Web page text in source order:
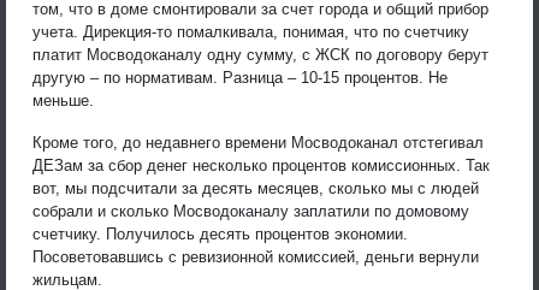
том, что в доме смонтировали за счет города и общий прибор
учета. Дирекция-то помалкивала, понимая, что по счетчику
платит Мосводоканалу одну сумму, с ЖСК по договору берут
другую – по нормативам. Разница – 10-15 процентов. Не
меньше.
Кроме того, до недавнего времени Мосводоканал отстегивал
ДЕЗам за сбор денег несколько процентов комиссионных. Так
вот, мы подсчитали за десять месяцев, сколько мы с людей
собрали и сколько Мосводоканалу заплатили по домовому
счетчику. Получилось десять процентов экономии.
Посоветовавшись с ревизионной комиссией, деньги вернули
жильцам.